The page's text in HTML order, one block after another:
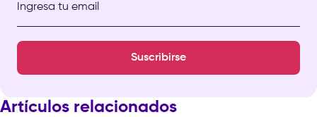
Ingresa tu email
Suscribirse
Artículos relacionados